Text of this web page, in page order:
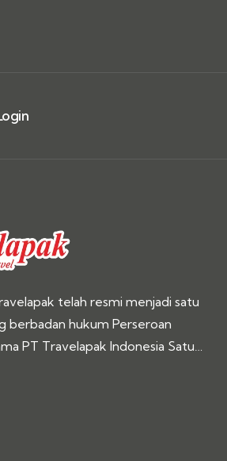
telah resmi menjadi satu
berbadan hukum Perseroan
PT Travelapak Indonesia Satu…